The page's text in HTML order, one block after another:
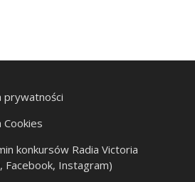
prywatności
Cookies
konkursów Radia Victoria
Facebook, Instagram)